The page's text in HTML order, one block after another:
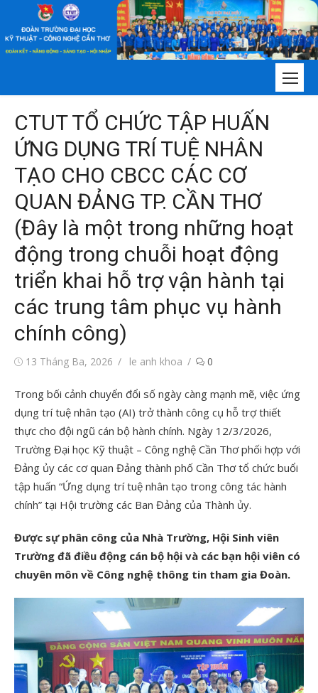
nội
CTUT TỔ CHỨC TẬP HUẤN
ỨNG DỤNG TRÍ TUỆ NHÂN
TẠO CHO CBCC CÁC CƠ
QUAN ĐẢNG TP. CẦN THƠ
(Đây là một trong những hoạt
động trong chuỗi hoạt động
triển khai hỗ trợ vận hành tại
các trung tâm phục vụ hành
chính công)
Đăng13 Tháng Ba, 2026
Tác
le anh khoa 0
Trong bối cảnh chuyển đổi số ngày càng mạnh mẽ, việc ứng
dụng trí tuệ nhân tạo (AI) trở thành công cụ hỗ trợ thiết
thực cho đội ngũ cán bộ hành chính. Ngày 12/3/2026,
Trường Đại học Kỹ thuật – Công nghệ Cần Thơ phối hợp với
Đảng ủy các cơ quan Đảng thành phố Cần Thơ tổ chức buổi
tập huấn “Ứng dụng trí tuệ nhân tạo trong công tác hành
chính” tại Hội trường các Ban Đảng của Thành ủy.
Được sự phân công của Nhà Trường, Hội Sinh viên
Trường đã điều động cán bộ hội và các bạn hội viên có
chuyên môn về Công nghệ thông tin tham gia Đoàn.